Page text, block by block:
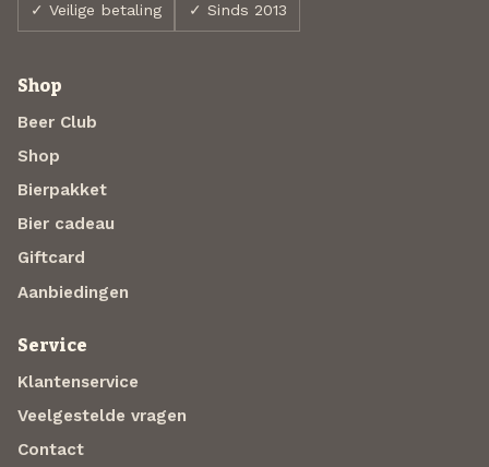
✓ Veilige betaling ✓ Sinds 2013
Shop
Beer Club
Shop
Bierpakket
Bier cadeau
Giftcard
Aanbiedingen
Service
Klantenservice
Veelgestelde vragen
Contact